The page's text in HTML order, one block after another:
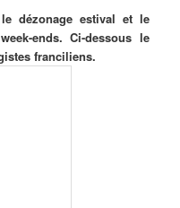
dézonage estival et le
ends. Ci-dessous le
franciliens.